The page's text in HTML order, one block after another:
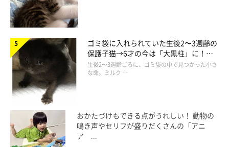
ゴミ袋に入れられていた生後2〜3週齢の
保護子猫→6才の今は「大黒柱」に！
美しい黒猫に成長した姿にグッとくる
生後2〜3週齢ごろに、ゴミ袋の中で見つかった小さ
な命。ミルク …
おかたづけもできる点がうれしい！ 動物の
鳴き声やセリフが盛りだくさんの「アニ
ア ...